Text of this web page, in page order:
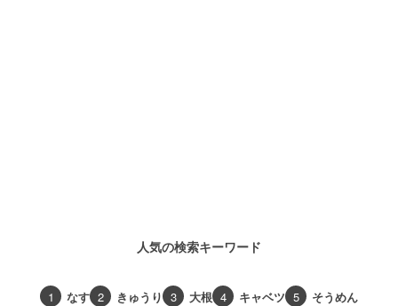
人気の検索キーワード
1 なす 2 きゅうり 3 大根 4 キャベツ 5 そうめん